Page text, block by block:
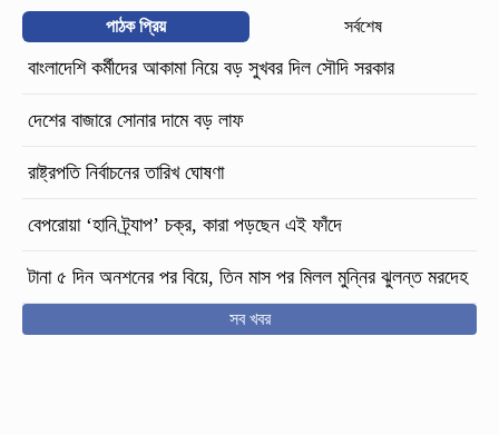
পাঠক প্রিয় সর্বশেষ
বাংলাদেশি কর্মীদের আকামা নিয়ে বড় সুখবর দিল সৌদি সরকার
দেশের বাজারে সোনার দামে বড় লাফ
রাষ্ট্রপতি নির্বাচনের তারিখ ঘোষণা
বেপরোয়া ‘হানি ট্র্যাপ’ চক্র, কারা পড়ছেন এই ফাঁদে
টানা ৫ দিন অনশনের পর বিয়ে, তিন মাস পর মিলল মুন্নির ঝুলন্ত মরদেহ
সব খবর